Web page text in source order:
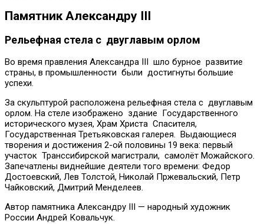
Памятник Александру III
Рельефная стела с двуглавым орлом
Во время правления Александра III шло бурное развитие
страны, в промышленности были достигнуты большие
успехи.
За скульптурой расположена рельефная стела с двуглавым
орлом. На стеле изображено здание Государственного
исторического музея, Храм Христа Спасителя,
Государственная Третьяковская галерея. Выдающиеся
творения и достижения 2-ой половины 19 века: первый
участок Транссибирской магистрали, самолёт Можайского.
Запечатлены виднейшие деятели того времени: Федор
Достоевский, Лев Толстой, Николай Пржевальский, Петр
Чайковский, Дмитрий Менделеев.
Автор памятника Александру III — народный художник
России Андрей Ковальчук.